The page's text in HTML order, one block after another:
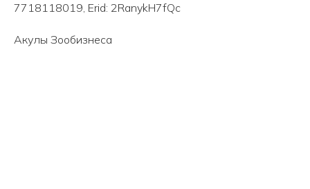
7718118019, Erid: 2RanykH7fQc
Акулы Зообизнеса